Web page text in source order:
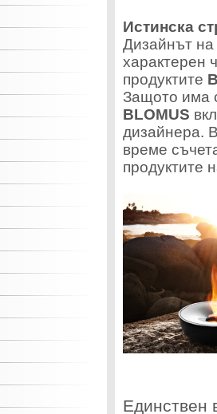
Истинска
Дизайнът
характерен
продуктите
Защото има
BLOMUS
дизайнера.
време
продуктите
Единствен